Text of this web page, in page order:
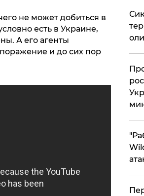
не может добиться в
есть в Украине,
А его агенты
и до сих пор